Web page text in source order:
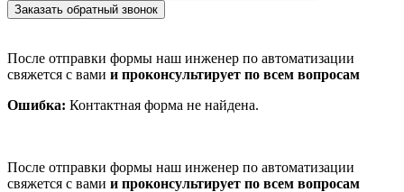
После отправки формы наш инженер по автоматизации
свяжется с вами и проконсультирует по всем вопросам
Ошибка: Контактная форма не найдена.
После отправки формы наш инженер по автоматизации
свяжется с вами и проконсультирует по всем вопросам